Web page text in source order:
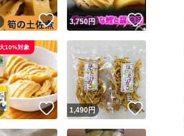
いいね！
3,750円 いいね！
いいね！
10%対象
1,490円 いいね！